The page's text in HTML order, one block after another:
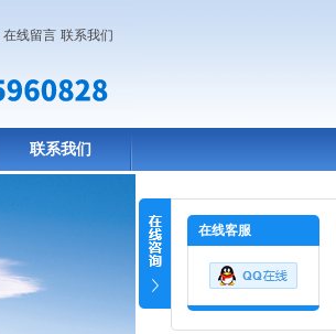
在线留言 联系我们
联系我们
在线客服